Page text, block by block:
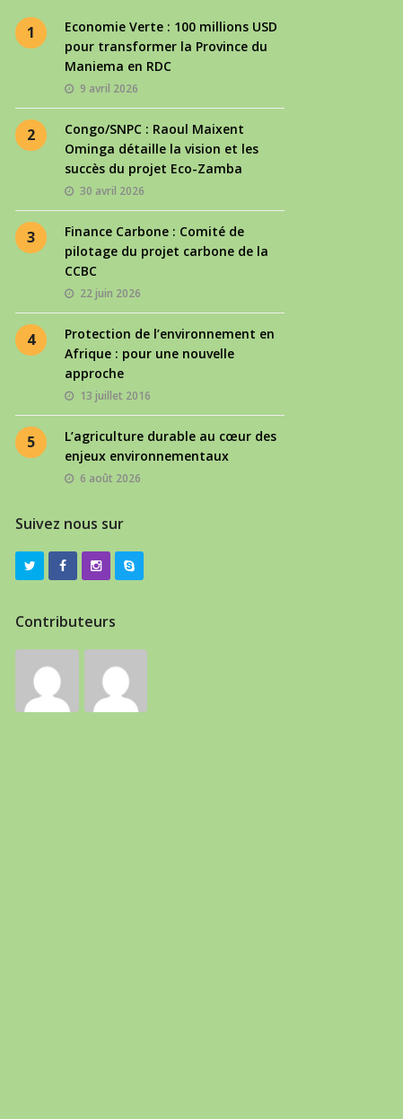
1
Economie Verte : 100 millions USD
pour transformer la Province du
Maniema en RDC
9 avril 2026
2
Congo/SNPC : Raoul Maixent
Ominga détaille la vision et les
succès du projet Eco-Zamba
30 avril 2026
3
Finance Carbone : Comité de
pilotage du projet carbone de la
CCBC
22 juin 2026
4
Protection de l’environnement en
Afrique : pour une nouvelle
approche
13 juillet 2016
5
L’agriculture durable au cœur des
enjeux environnementaux
6 août 2026
Suivez nous sur
Contributeurs